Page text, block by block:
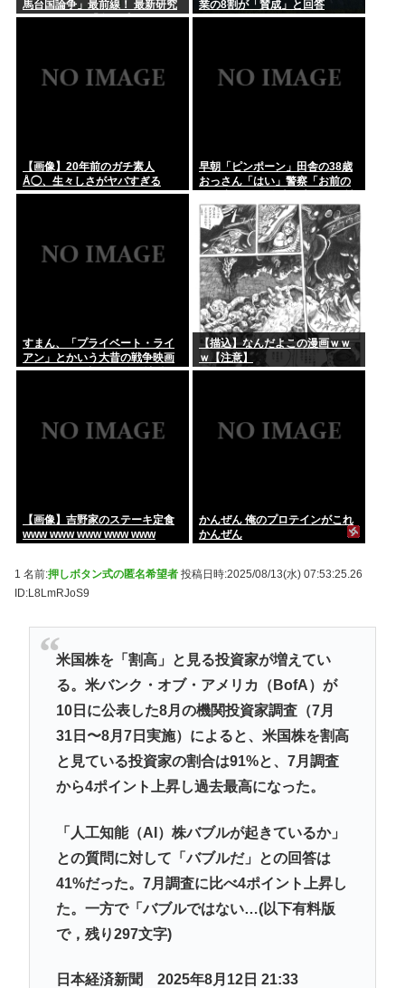
馬台国論争」最前線！ 最新研究
で見えてきた「卑弥呼の国」の
業の8割が「賛成」と回答
【画像】20年前のガチ素人
Å◯、生々しさがヤバすぎる
早朝「ピンポーン」田舎の38歳
おっさん「はい」警察「お前の
児童搾取センターからの通報に
より児ホ゜画像を発見、逮捕
すまん、「プライベート・ライ
アン」とかいう大昔の戦争映画
見てみたら最初の30分で地獄な
【描込】なんだよこの漫画ｗｗ
ｗ【注意】
【画像】吉野家のステーキ定食
www www www www www
かんぜん 俺のプロテインがこれ
かんぜん
1 名前:押しボタン式の匿名希望者 投稿日時:2025/08/13(水) 07:53:25.26
ID:L8LmRJoS9
米国株を「割高」と見る投資家が増えてい
る。米バンク・オブ・アメリカ（BofA）が
10日に公表した8月の機関投資家調査（7月
31日〜8月7日実施）によると、米国株を割高
と見ている投資家の割合は91%と、7月調査
から4ポイント上昇し過去最高になった。
「人工知能（AI）株バブルが起きているか」
との質問に対して「バブルだ」との回答は
41%だった。7月調査に比べ4ポイント上昇し
た。一方で「バブルではない…(以下有料版
で，残り297文字)
日本経済新聞 2025年8月12日 21:33